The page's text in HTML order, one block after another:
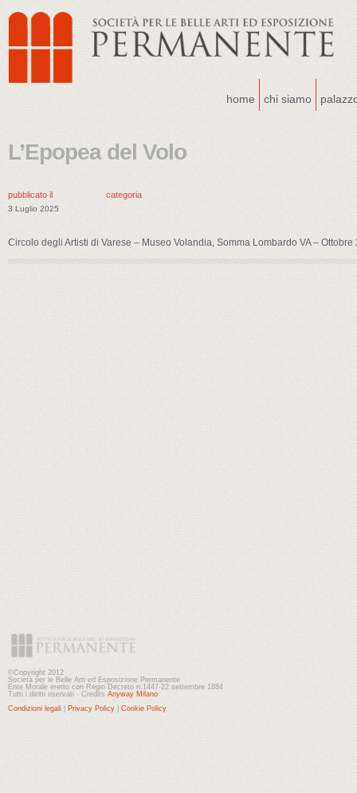
home chi siamo
L’Epopea del Volo
pubblicato il
3 Luglio 2025
categoria
Circolo degli Artisti di Varese – Museo Volandia, Somma Lombardo VA – Ottobre
©Copyright 2012
Società per le Belle Arti ed Esposizione Permanente
Ente Morale eretto con Regio Decreto n.1447-22 settembre 1884
Tutti i diritti riservati - Credits Anyway Milano
Condizioni legali
Privacy Policy Cookie Policy